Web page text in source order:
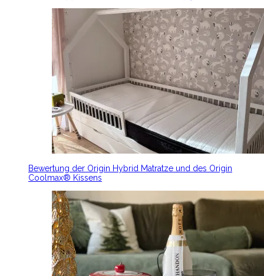
Bewertung der Origin Hybrid Matratze und des Origin
Coolmax® Kissens